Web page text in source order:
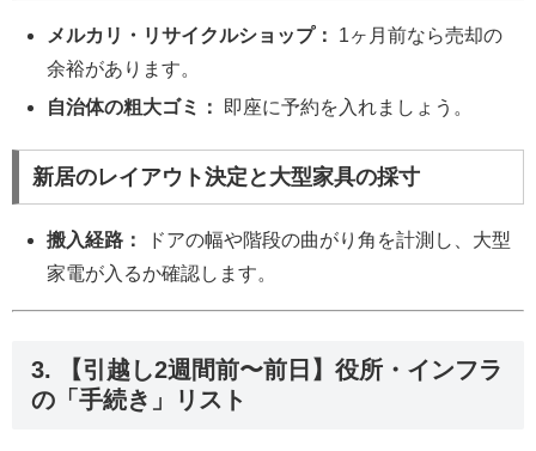
メルカリ・リサイクルショップ：
1ヶ月前なら売却の
余裕があります。
自治体の粗大ゴミ：
即座に予約を入れましょう。
新居のレイアウト決定と大型家具の採寸
搬入経路：
ドアの幅や階段の曲がり角を計測し、大型
家電が入るか確認します。
3. 【引越し2週間前〜前日】役所・インフラ
の「手続き」リスト